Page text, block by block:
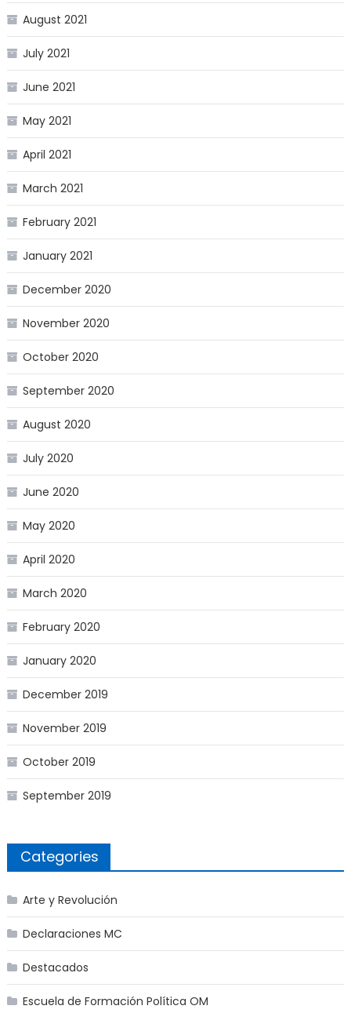
August 2021
July 2021
June 2021
May 2021
April 2021
March 2021
February 2021
January 2021
December 2020
November 2020
October 2020
September 2020
August 2020
July 2020
June 2020
May 2020
April 2020
March 2020
February 2020
January 2020
December 2019
November 2019
October 2019
September 2019
Categories
Arte y Revolución
Declaraciones MC
Destacados
Escuela de Formación Política OM